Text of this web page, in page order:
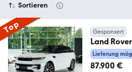
Sortieren
Top Gesponsert
Land
Lieferung
87.900 €